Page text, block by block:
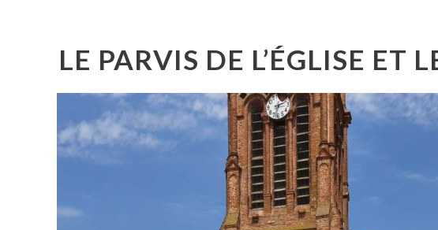
LE PARVIS DE L’ÉGLISE ET